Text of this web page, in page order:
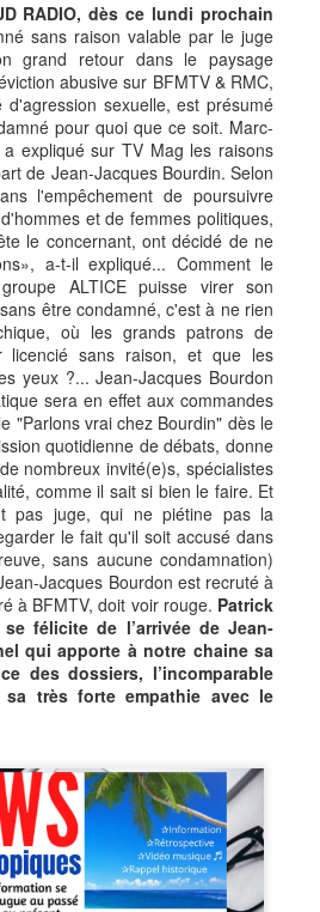
RADIO, dès ce lundi prochain
sans raison valable par le juge
grand retour dans le paysage
abusive sur BFMTV & RMC,
sexuelle, est présumé
pour quoi que ce soit. Marc-
expliqué sur TV Mag les raisons
de Jean-Jacques Bourdin. Selon
l'empêchement de poursuivre
et de femmes politiques,
le concernant, ont décidé de ne
a-t-il expliqué... Comment le
ALTICE puisse virer son
être condamné, c'est à ne rien
où les grands patrons de
licencié sans raison, et que les
yeux ?... Jean-Jacques Bourdon
sera en effet aux commandes
"Parlons vrai chez Bourdin" dès le
quotidienne de débats, donne
nombreux invité(e)s, spécialistes
comme il sait si bien le faire. Et
pas juge, qui ne piétine pas la
le fait qu'il soit accusé dans
sans aucune condamnation)
Jacques Bourdon est recruté à
à BFMTV, doit voir rouge. Patrick
félicite de l’arrivée de Jean-
qui apporte à notre chaine sa
des dossiers, l’incomparable
très forte empathie avec le
Par
25
le Magicien des
Claviers : France 4
célèbre le génie qui a
façonné le son
Kassav’.
JEAN-CLAUDE NAIMRO, le
Magicien Martiniquais des
Claviers : qui a façonné le son
Kassav’, émission exceptionnelle
en son honneur, sur France 4, le
12 août à 23h40.
Une soirée hommage à un maître
de la musique antillaise.
La télévision France 4 consacre
une émission exceptionnelle au
pianiste/claviériste Martiniquais
Jean‑Claude Naimro, figure
majeure de la musique caribéenne
et pilier du groupe Kassav’.
braque ses caméras sur la
Therapy", le festival qui fait
braque ses caméras sur le festival
le festival qui fait vibrer la Caraïbe.
la Martinique, le 17 juillet 2026 dans le
Journaliste sportif
3, et France info TV, et écrivain.
sportif à France 3, et France info
l’histoire du sport et des
Martinique, Mathieu Méranville s’est
sportifs les plus respectés de
met fin aux rumeurs et appelle au
vendredi 10 juillet 2026, la famille du
Rose‑Elie, rédacteur en chef à RCI